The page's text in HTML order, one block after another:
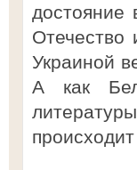
достояние
Отечество
Украиной
А как